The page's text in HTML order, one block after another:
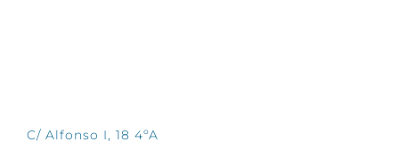
C/ Alfonso I, 18 4ºA